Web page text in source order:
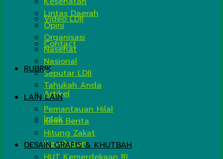
Video LDII
Contact
RUBRIK
Artikel
Iptek
Kesehatan
Lintas Daerah
Opini
Organisasi
Nasehat
Nasional
Seputar LDII
Tahukah Anda
LAIN LAIN
Pemantauan Hilal
Kirim Berita
Hitung Zakat
DESAIN GRAFIS & KHUTBAH